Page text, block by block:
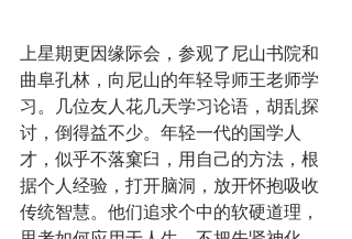
上星期更因缘际会，参观了尼山书院和
曲阜孔林，向尼山的年轻导师王老师学
习。几位友人花几天学习论语，胡乱探
讨，倒得益不少。年轻一代的国学人
才，似乎不落窠臼，用自己的方法，根
据个人经验，打开脑洞，放开怀抱吸收
传统智慧。他们追求个中的软硬道理，